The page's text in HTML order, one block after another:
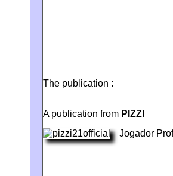
The publication :
A publication from PIZZI
Jogador